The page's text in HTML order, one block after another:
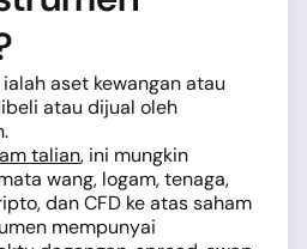
aset kewangan atau
atau dijual oleh
talian, ini mungkin
wang, logam, tenaga,
dan CFD ke atas saham
mempunyai